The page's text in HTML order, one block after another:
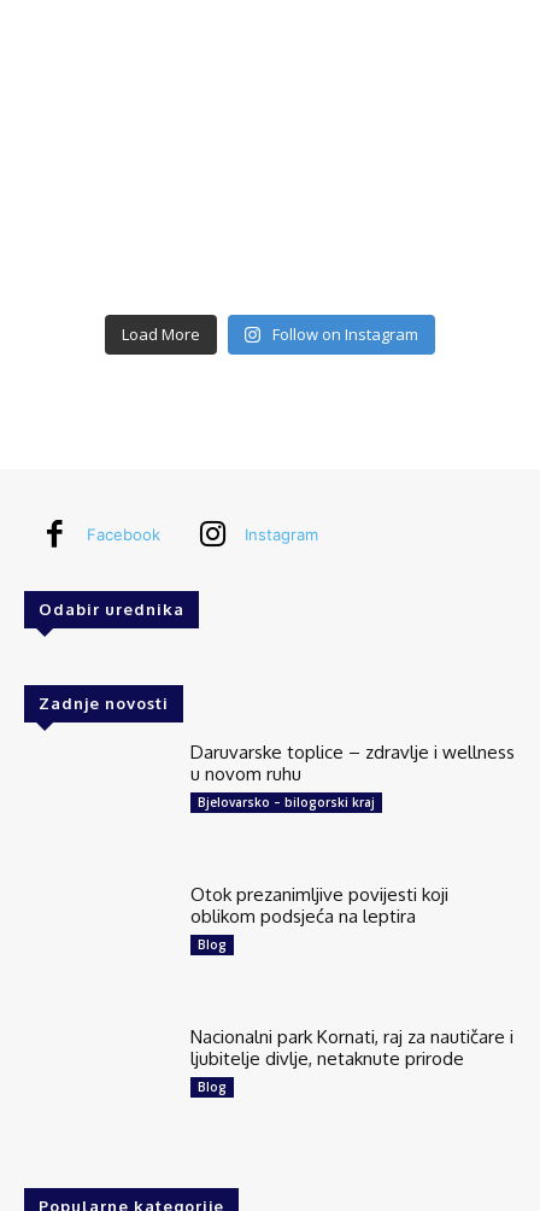
Load More Follow on Instagram
Facebook Instagram
Odabir urednika
Zadnje novosti
Daruvarske toplice – zdravlje i wellness
u novom ruhu
Bjelovarsko – bilogorski kraj
Otok prezanimljive povijesti koji
oblikom podsjeća na leptira
Blog
Nacionalni park Kornati, raj za nautičare i
ljubitelje divlje, netaknute prirode
Blog
Popularne kategorije